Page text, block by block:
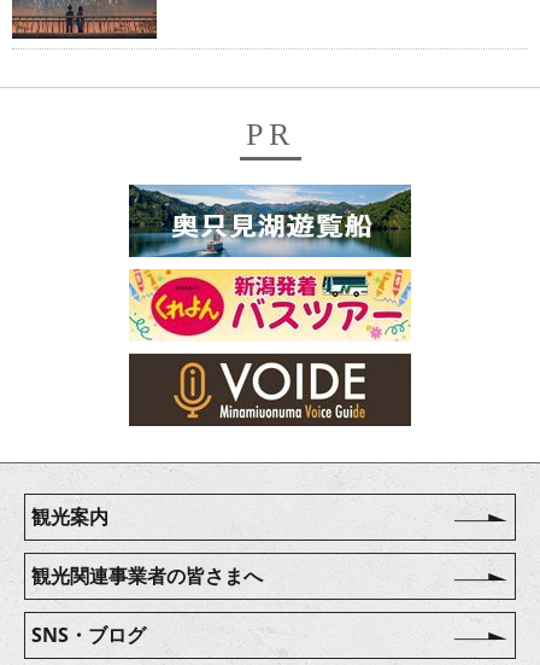
PR
観光案内
観光関連事業者の皆さまへ
SNS・ブログ